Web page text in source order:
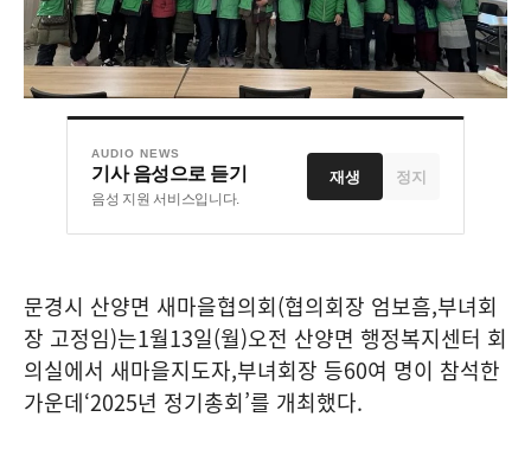
AUDIO NEWS
기사 음성으로 듣기
음성 지원 서비스입니다.
재생 정지
문경시 산양면 새마을협의회(협의회장 엄보흠,부녀회
장 고정임)는1월13일(월)오전 산양면 행정복지센터 회
의실에서 새마을지도자,부녀회장 등60여 명이 참석한
가운데‘2025년 정기총회’를 개최했다.